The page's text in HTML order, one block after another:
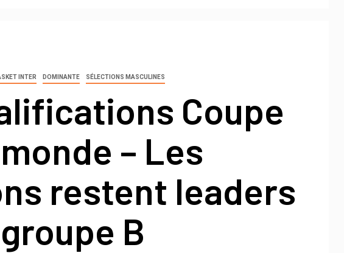
INTER DOMINANTE SÉLECTIONS MASCULINES
Coupe
– Les
restent leaders
B